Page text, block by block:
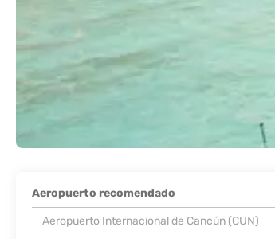
Aeropuerto recomendado
Aeropuerto Internacional de Cancún (CUN)